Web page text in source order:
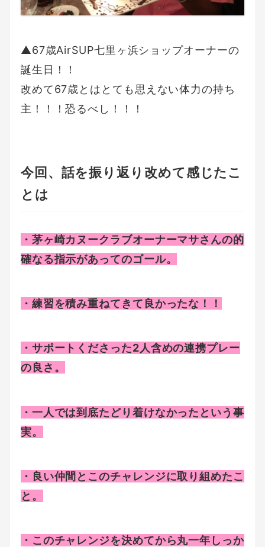
▲67歳AirSUP七里ヶ浜ショップオーナーの
誕生日！！
改めて67歳とはとても思えない体力の持ち
主！！！恐るべし！！！
今回、話を振り返り改めて感じたこ
とは
・茅ヶ崎カヌークラブオーナーマサさんの的
確なる指示があってのゴール。
・練習を積み重ねてきて良かったな！！
・サポートくださった2人含めの連携プレー
の良さ。
・一人では到底たどり着けなかったという事
実。
・良い仲間とこのチャレンジに取り組めたこ
と。
・このチャレンジを決めてから丸一年しっか